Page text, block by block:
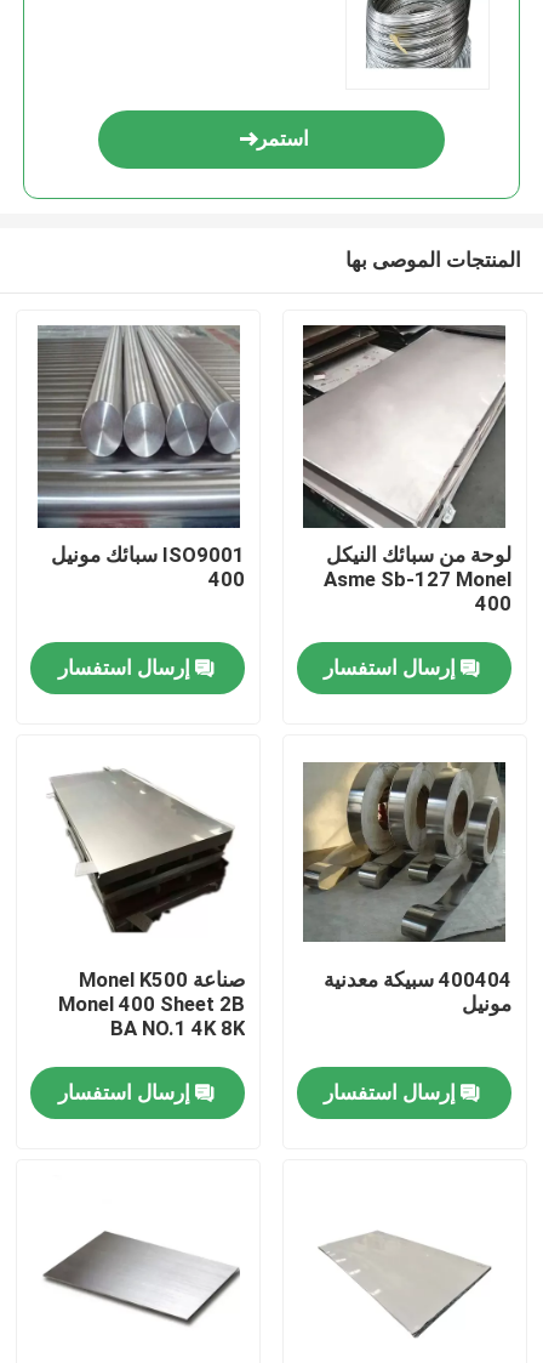
مسكن
معلومات عنا
جولة في المعمل
مراقبة الجودة
مادة Inconel 600
مادة Incoloy 800
استمر
المنتجات الموصى بها
لوحة من سبائك النيكل
Asme Sb-127 Monel
400
إرسال استفسار
ISO9001 سبائك مونيل
400
إرسال استفسار
400404 سبيكة معدنية
مونيل
إرسال استفسار
صناعة Monel K500
Monel 400 Sheet 2B
BA NO.1 4K 8K
إرسال استفسار